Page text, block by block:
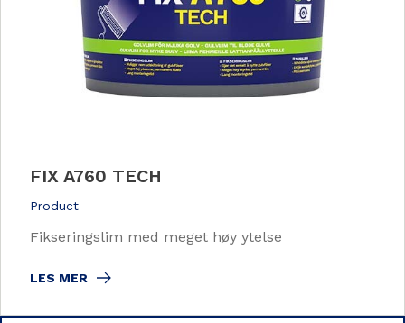
FIX A760 TECH
Product
Fikseringslim med meget høy ytelse
LES MER